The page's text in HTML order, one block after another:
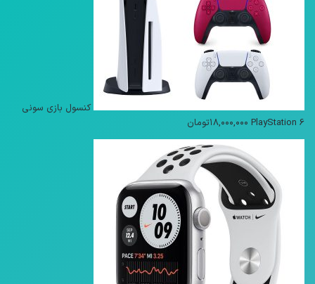
کنسول بازی سونی
PlayStation 6 ۱۸,۰۰۰,۰۰۰تومان